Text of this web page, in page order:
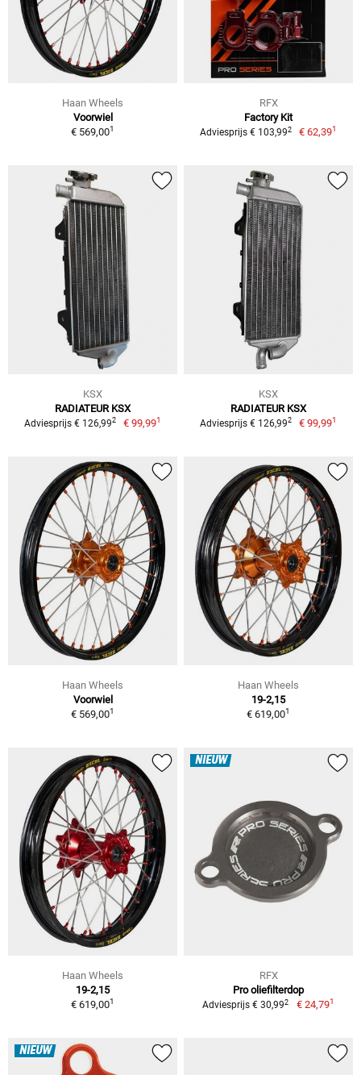
Haan Wheels
Voorwiel
€ 569,001
RFX
Factory Kit
Adviesprijs € 103,992 € 62,391
KSX
RADIATEUR KSX
Adviesprijs € 126,992 € 99,991
KSX
RADIATEUR KSX
Adviesprijs € 126,992 € 99,991
Haan Wheels
Voorwiel
€ 569,001
Haan Wheels
19-2,15
€ 619,001
Haan Wheels
19-2,15
€ 619,001
NIEUW
RFX
Pro oliefilterdop
Adviesprijs € 30,992 € 24,791
NIEUW